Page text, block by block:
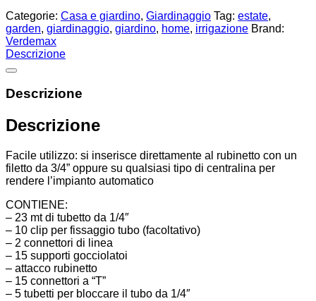
Categorie: Casa e giardino, Giardinaggio Tag: estate,
garden, giardinaggio, giardino, home, irrigazione Brand:
Verdemax
Descrizione
Descrizione
Descrizione
Facile utilizzo: si inserisce direttamente al rubinetto con un
filetto da 3/4” oppure su qualsiasi tipo di centralina per
rendere l’impianto automatico
CONTIENE:
– 23 mt di tubetto da 1/4″
– 10 clip per fissaggio tubo (facoltativo)
– 2 connettori di linea
– 15 supporti gocciolatoi
– attacco rubinetto
– 15 connettori a “T”
– 5 tubetti per bloccare il tubo da 1/4″